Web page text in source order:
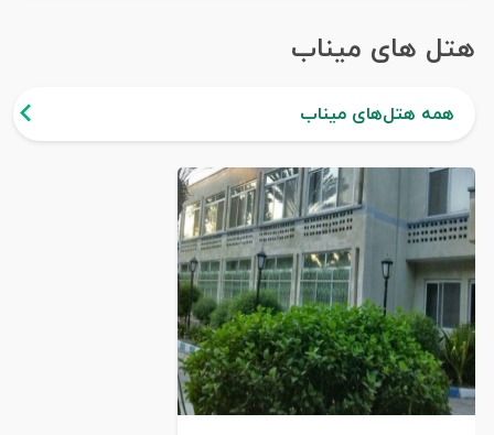
هتل های میناب
همه هتل‌های میناب